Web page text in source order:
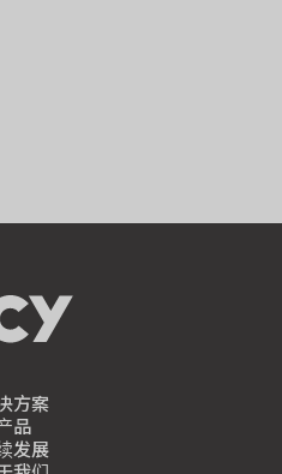
方案
品
发展